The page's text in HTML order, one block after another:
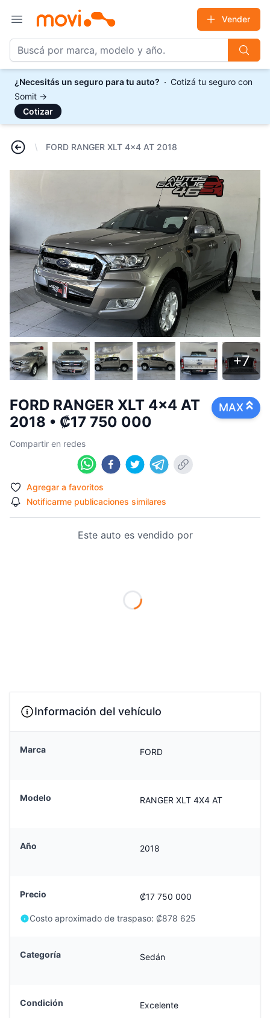
Open main menu
Vender
¿Necesitás un seguro para tu auto?
Cotizá tu seguro con
Somit →
Cotizar
FORD RANGER XLT 4x4 AT 2018
+7
FORD RANGER XLT 4x4 AT
2018 • ₡17 750 000
MAX
Compartir en redes
Agregar a favoritos
Agregar a favoritos
Notificarme publicaciones similares
Este auto es vendido por
Loading...
Información del vehículo
Marca FORD
Modelo RANGER XLT 4X4 AT
Año 2018
Precio ₡17 750 000
Costo aproximado de traspaso: ₡878 625
Categoría Sedán
Condición Excelente